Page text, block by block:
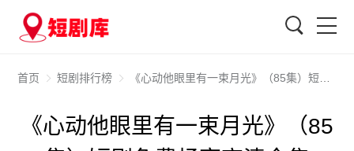
首页 短剧排行榜 《心动他眼里有一束月光》（85集）短剧免费畅享高清全集
《心动他眼里有一束月光》（85